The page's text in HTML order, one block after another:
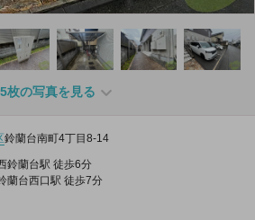
枚の写真を見る
鈴蘭台南町4丁目8-14
鈴蘭台駅 徒歩6分
蘭台西口駅 徒歩7分